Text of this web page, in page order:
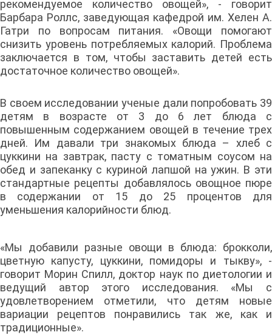
рекомендуемое количество овощей», - говорит
Барбара Роллс, заведующая кафедрой им. Хелен А.
Гатри по вопросам питания. «Овощи помогают
снизить уровень потребляемых калорий. Проблема
заключается в том, чтобы заставить детей есть
достаточное количество овощей».
В своем исследовании ученые дали попробовать 39
детям в возрасте от 3 до 6 лет блюда с
повышенным содержанием овощей в течение трех
дней. Им давали три знакомых блюда – хлеб с
цуккини на завтрак, пасту с томатным соусом на
обед и запеканку с куриной лапшой на ужин. В эти
стандартные рецепты добавлялось овощное пюре
в содержании от 15 до 25 процентов для
уменьшения калорийности блюд.
«Мы добавили разные овощи в блюда: брокколи,
цветную капусту, цуккини, помидоры и тыкву», -
говорит Морин Спилл, доктор наук по диетологии и
ведущий автор этого исследования. «Мы с
удовлетворением отметили, что детям новые
вариации рецептов понравились так же, как и
традиционные».